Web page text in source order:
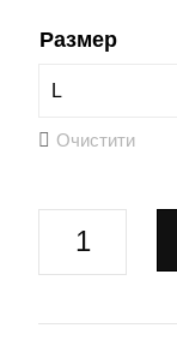
Размер
Очистити
«Вірний
(36